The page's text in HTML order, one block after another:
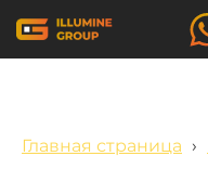
Главная страница ›